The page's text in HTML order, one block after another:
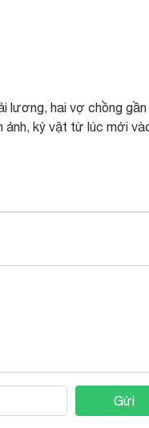
lương, hai vợ chồng
ảnh, kỷ vật từ lúc mới
Gửi